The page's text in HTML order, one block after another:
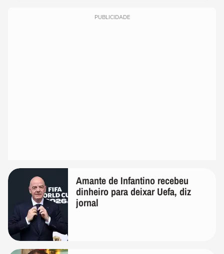
PUBLICIDADE
Amante de Infantino recebeu
dinheiro para deixar Uefa, diz
jornal